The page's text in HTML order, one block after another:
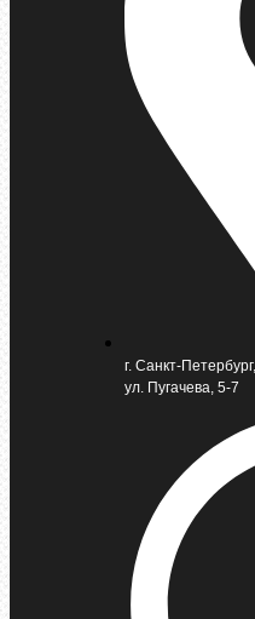
г. Санкт-Петербург,
ул. Пугачева, 5-7